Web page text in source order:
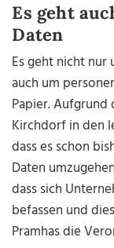
Es geht
Daten
Es geht nicht
auch um
Papier. Aufgrund
Kirchdorf in den
dass es schon
Daten
dass sich
befassen und
Pramhas die